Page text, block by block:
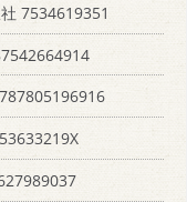
7534619351